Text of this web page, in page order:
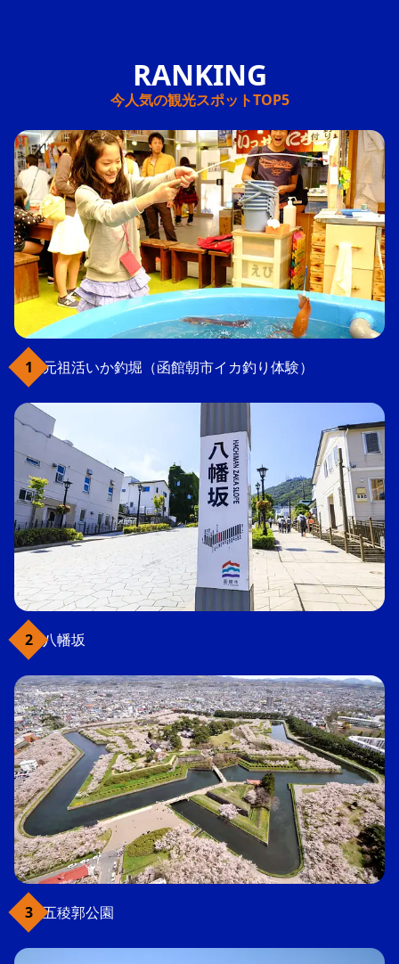
今人気の観光スポットTOP5
元祖活いか釣堀（函館朝市イカ釣り体験）
八幡坂
五稜郭公園